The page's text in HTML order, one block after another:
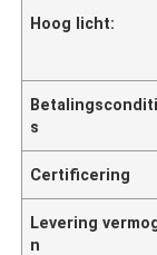
Hoog licht:
s
Certificering
Levering
n